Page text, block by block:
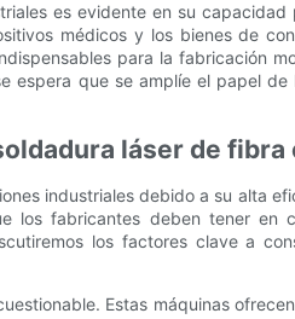
es evidente en su
médicos y los bienes de
para la fabricación
que se amplíe el papel
láser de fibra
industriales debido a su alta
los fabricantes deben tener en
los factores clave a
Estas máquinas